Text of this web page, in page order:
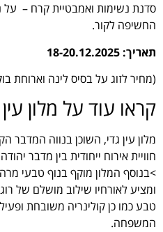
סדנת נשימות ואמבטיית קרח – על
החשיפה לקור.
תאריך: 18-20.12.2025
(מחיר לזוג על בסיס לינה וארוחת בוקר:
קראו עוד על מלון
מלון עין גדי, השוכן בנווה המדבר
חוויית אירוח ייחודית בין מדבר
>בנוסף המלון מוקף בנוף טבעי
ומציע לאורחיו שילוב מושלם של
טבע כמו כן קולינריה משובחת
המשפחה.